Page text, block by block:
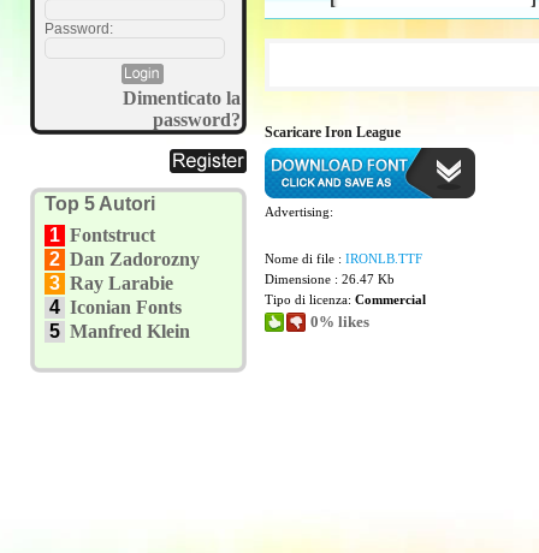
Password:
Dimenticato la
password?
Top 5 Autori
1 Fontstruct
2 Dan Zadorozny
3 Ray Larabie
4 Iconian Fonts
5 Manfred Klein
Scaricare Iron League
Advertising:
Nome di file : IRONLB.TTF
Dimensione : 26.47 Kb
Tipo di licenza: Commercial
0% likes